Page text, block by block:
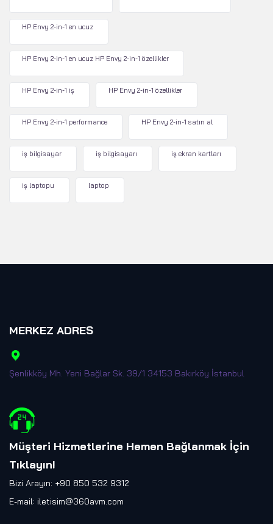
HP Envy 2-in-1 en ucuz
HP Envy 2-in-1 en ucuz HP Envy 2-in-1 özellikler
HP Envy 2-in-1 iş HP Envy 2-in-1 özellikler
HP Envy 2-in-1 performance HP Envy 2-in-1 satın al
iş bilgisayar iş bilgisayarı iş ekran kartları
iş laptopu laptop
MERKEZ ADRES
Şenlikköy Mh. Yeni Bağlar Sk. 39/1 34153 Bakırköy İstanbul
Müşteri Hizmetlerine Hemen Bağlanmak İçin
Tıklayın!
Bizi Arayın: +90 850 532 9312
E-mail: iletisim@360avm.com